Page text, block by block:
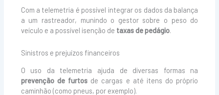
Com a telemetria é possível integrar os dados da balança
a um rastreador, munindo o gestor sobre o peso do
veículo e a possível isenção de taxas de pedágio.
Sinistros e prejuízos financeiros
O uso da telemetria ajuda de diversas formas na
prevenção de furtos de cargas e até itens do próprio
caminhão (como pneus, por exemplo).